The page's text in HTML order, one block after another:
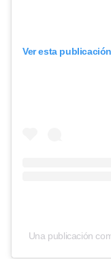
Ver esta
Una publicación